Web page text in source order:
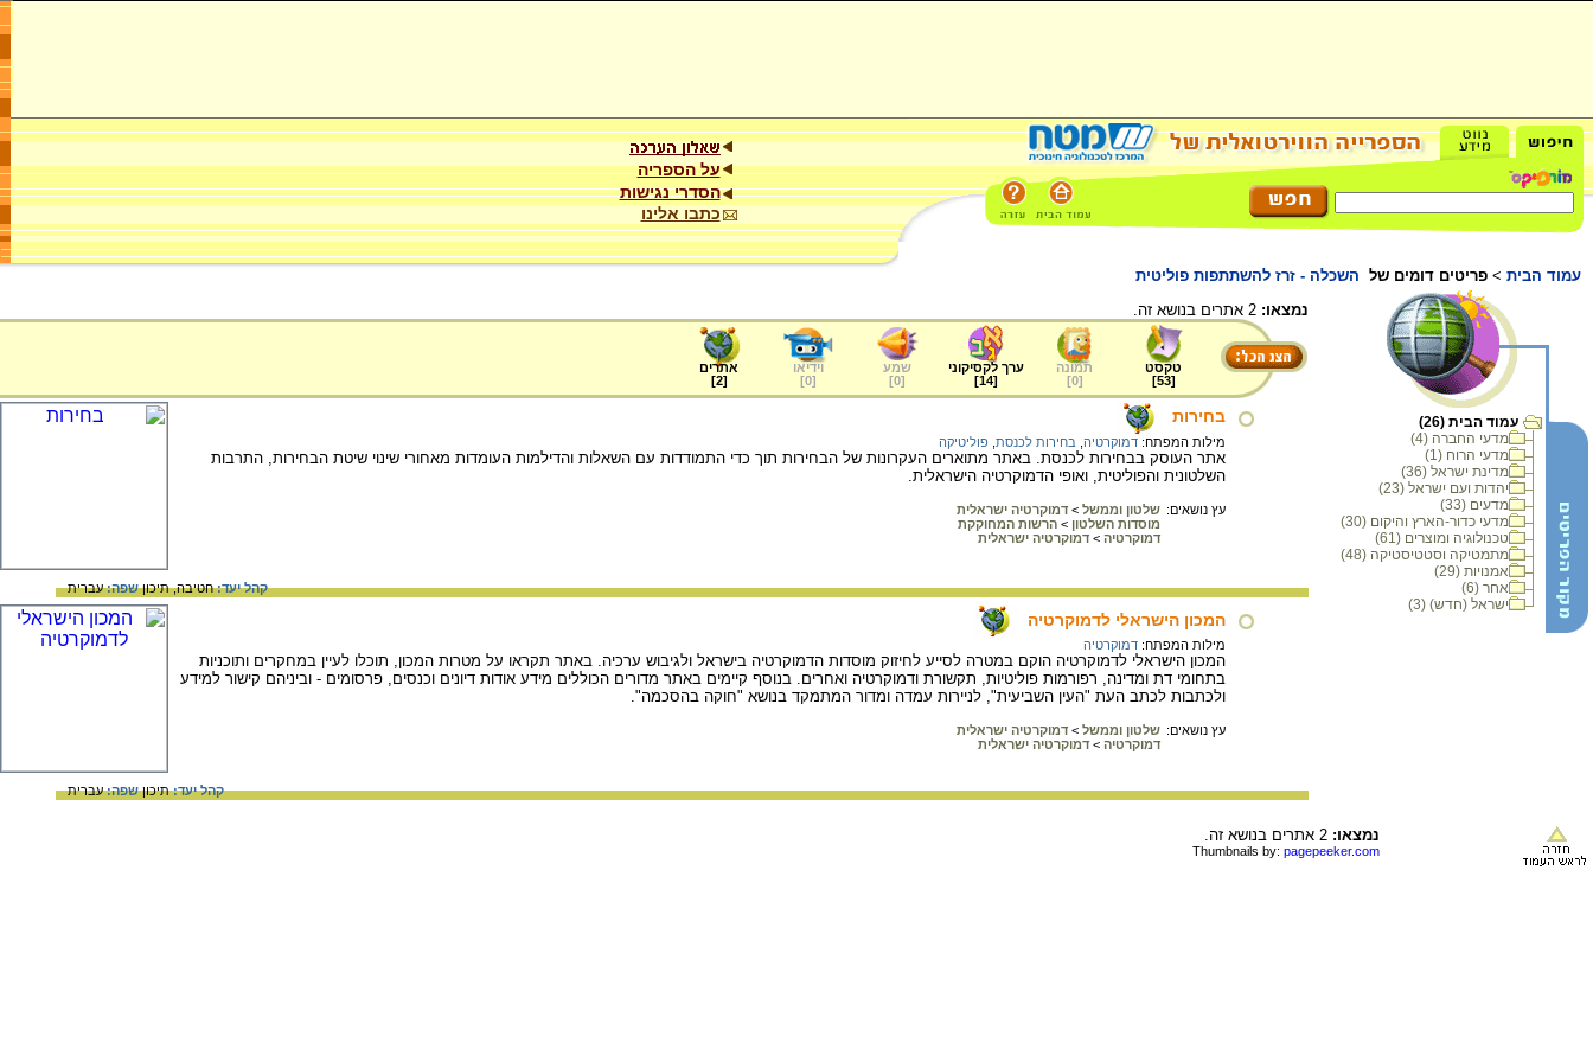
על הספריה
הסדרי נגישות
כתבו אלינו
עמוד הבית > פריטים דומים של השכלה - זרז להשתתפות פוליטית
עמוד הבית (26)
מדעי החברה (4)
מדעי הרוח (1)
מדינת ישראל (36)
יהדות ועם ישראל (23)
מדעים (33)
מדעי כדור-הארץ והיקום (30)
טכנולוגיה ומוצרים (61)
מתמטיקה וסטטיסטיקה (48)
אמנויות (29)
אחר (6)
ישראל (חדש) (3)
נמצאו:
טקסט
[
53
]
תמונה
[
0
]
ערך לקסיקוני
[
14
]
שמע
[
0
]
וידיאו
[
0
]
אתרים
[
2
]
בחירות
מילות המפתח: דמוקרטיה בחירות לכנסת פוליטיקה
אתר העוסק בבחירות לכנסת. באתר מתוארים העקרונות של הבחירות תוך כדי התמודדות עם השאלות והדילמות העומדות מאחורי שינוי שיטת הבחירות, התרבות
השלטונית והפוליטית, ואופי הדמוקרטיה הישראלית.
עץ נושאים: שלטון וממשל > דמוקרטיה ישראלית
מוסדות השלטון > הרשות המחוקקת
דמוקרטיה > דמוקרטיה ישראלית
קהל יעד:חטיבה,תיכוןשפה:עברית
המכון הישראלי לדמוקרטיה
מילות המפתח: דמוקרטיה
המכון הישראלי לדמוקרטיה הוקם במטרה לסייע לחיזוק מוסדות הדמוקרטיה בישראל ולגיבוש ערכיה. באתר תקראו על מטרות המכון, תוכלו לעיין במחקרים ותוכניות
בתחומי דת ומדינה, רפורמות פוליטיות, תקשורת ודמוקרטיה ואחרים. בנוסף קיימים באתר מדורים הכוללים מידע אודות דיונים וכנסים, פרסומים - וביניהם קישור למידע
ולכתבות לכתב העת "העין השביעית", לניירות עמדה ומדור המתמקד בנושא "חוקה בהסכמה".
עץ נושאים: שלטון וממשל > דמוקרטיה ישראלית
דמוקרטיה > דמוקרטיה ישראלית
קהל יעד:תיכוןשפה:עברית
נמצאו:
Thumbnails by: pagepeeker.com